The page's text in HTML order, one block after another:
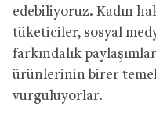
edebiliyoruz. Kadın
tüketiciler, sosyal
farkındalık
ürünlerinin birer
vurguluyorlar.